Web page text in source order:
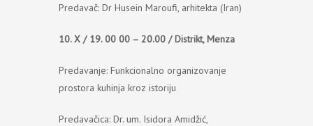
Predavač: Dr Husein Maroufi, arhitekta (Iran)
10. X / 19. 00 00 – 20.00 / Distrikt, Menza
Predavanje: Funkcionalno organizovanje
prostora kuhinja kroz istoriju
Predavačica: Dr. um. Isidora Amidžić,